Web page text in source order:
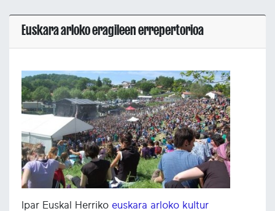
Euskara arloko eragileen errepertorioa
Ipar Euskal Herriko euskara arloko kultur